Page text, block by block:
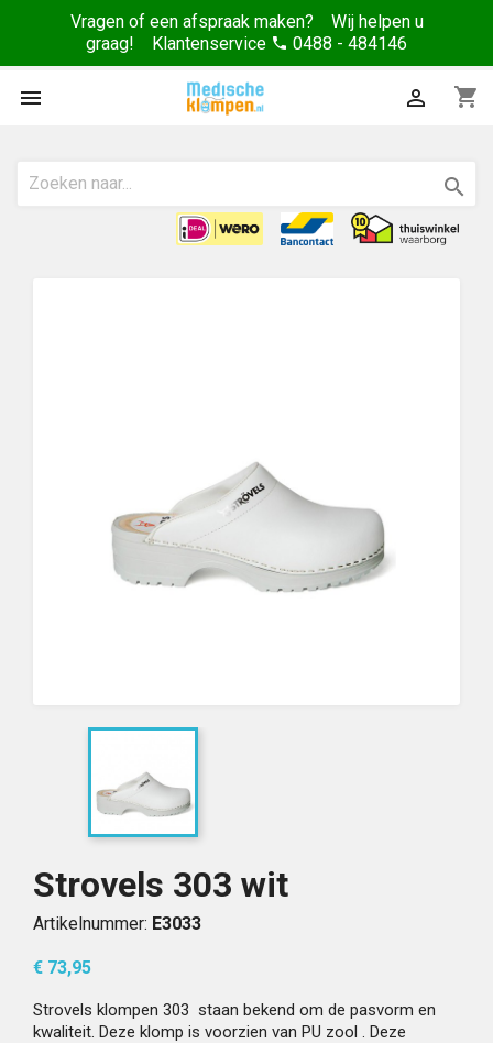
Vragen of een afspraak maken? Wij helpen u
graag! Klantenservice phone 0488 - 484146
 shopping_cart


Strovels 303 wit
Artikelnummer: E3033
€ 73,95
Strovels klompen 303 staan bekend om de pasvorm en
kwaliteit. Deze klomp is voorzien van PU zool . Deze